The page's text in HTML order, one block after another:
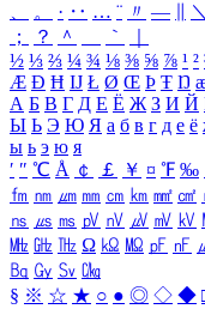
、
。 · ‥ … ¨ 〃 ― ＼
；
？ ＾ ｀
½ ⅓ ⅔ ¼ ¾ ⅛ ⅜ ⅝ ⅞ ¹ ²
Æ Ð Ħ Ĳ Ł Ø Œ Þ Ŧ Ŋ
А Б В Г Д Е Ё Ж З И Й
Ы Ь Э Ю Я а б в г д е ё
ы ь э ю я
′ ″ ℃ Å ￠ ￡ ￥ ¤ ℉ ‰
㎙ ㎚ ㎛ ㎜ ㎝ ㎞ ㎟ ㎠
㎱ ㎲ ㎳ ㎴ ㎵ ㎶ ㎷ ㎸
㎒ ㎓ ㎔ Ω ㏀ ㏁ ㎊ ㎋
㏃ ㏉ ㏜ ㏆
§ ※ ☆ ★ ○ ● ◎ ◇ ◆